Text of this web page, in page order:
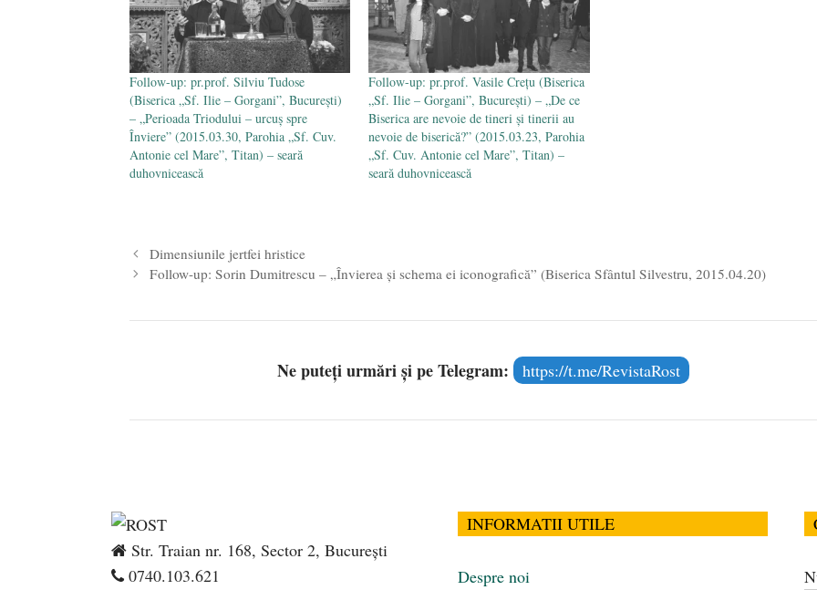
Follow-up: pr.prof. Silviu Tudose
(Biserica „Sf. Ilie – Gorgani”, București)
– „Perioada Triodului – urcuş spre
Înviere” (2015.03.30, Parohia „Sf. Cuv.
Antonie cel Mare”, Titan) – seară
duhovnicească
Follow-up: pr.prof. Vasile Crețu (Biserica
„Sf. Ilie – Gorgani”, București) – „De ce
Biserica are nevoie de tineri și tinerii au
nevoie de biserică?” (2015.03.23, Parohia
„Sf. Cuv. Antonie cel Mare”, Titan) –
seară duhovnicească
Dimensiunile jertfei hristice
Follow-up: Sorin Dumitrescu – „Învierea și schema ei iconografică” (Biserica Sfântul Silvestru, 2015.04.20)
Ne puteți urmări și pe Telegram: https://t.me/RevistaRost
Str. Traian nr. 168, Sector 2, București
0740.103.621
INFORMATII UTILE
Despre noi